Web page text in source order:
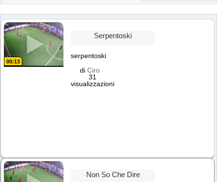
00:13
Serpentoski
serpentoski
di Ciro
31
visualizzazioni
Non So Che Dire